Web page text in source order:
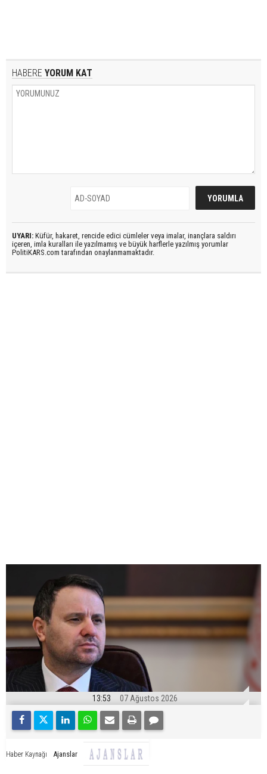
HABERE YORUM KAT
UYARI: Küfür, hakaret, rencide edici cümleler veya imalar, inançlara saldırı
içeren, imla kuralları ile yazılmamış ve büyük harflerle yazılmış yorumlar
PolitiKARS.com tarafından onaylanmamaktadır.
13:53 07 Ağustos 2026
Haber Kaynağı Ajanslar